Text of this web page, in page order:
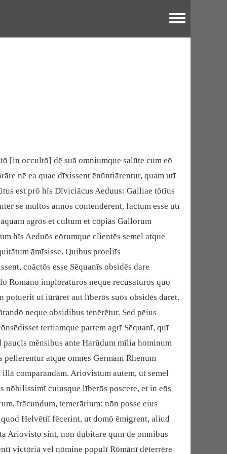
Toggle menu
[in occultō] dē suā omniumque salūte cum eō
nē ea quae dīxissent ēnūntiārentur, quam utī
est prō hīs Dīviciācus Aeduus: Galliae tōtīus
sē multōs annōs contenderent, factum esse utī
agrōs et cultum et cōpiās Gallōrum
hīs Aeduōs eōrumque clientēs semel atque
āmīsisse. Quibus proeliīs
coāctōs esse Sēquanīs obsidēs dare
Rōmānō implōrātūrōs neque recūsātūrōs quō
potuerit ut iūrāret aut līberōs suōs obsidēs daret.
neque obsidibus tenērētur. Sed pēius
tertiamque partem agrī Sēquanī, quī
mēnsibus ante Harūdum mīlia hominum
atque omnēs Germānī Rhēnum
comparandam. Ariovistum autem, ut semel
cuiusque līberōs poscere, et in eōs
īrācundum, temerārium: nōn posse eius
Helvētiī fēcerint, ut domō ēmigrent, aliud
Ariovistō sint, nōn dubitāre quīn dē omnibus
victōriā vel nōmine populī Rōmānī dēterrēre